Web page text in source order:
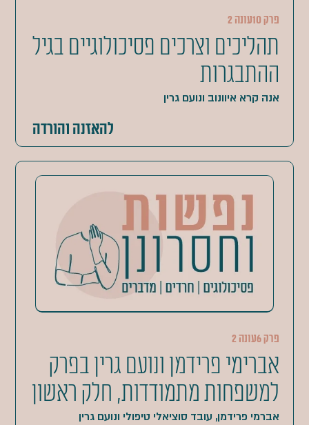
פרק 10 עונה 2
תהליכים וצרכים פסיכולוגיים בגיל
ההתבגרות
אנה קרא איוונוב ונועם גרין
להאזנה והורדה
פרק 6 עונה 2
אברימי פרידמן ונועם גרין בפרק
למשפחות מתמודדות, חלק ראשון
אברמי פרידמן, עובד סוציאלי טיפולי ונועם גרין